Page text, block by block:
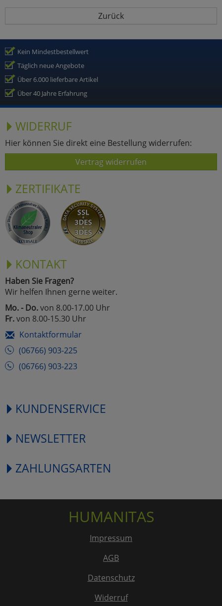
Zurück
Kein Mindestbestellwert
Täglich neue Angebote
Über 6.000 lieferbare Artikel
Über 40 Jahre Erfahrung
WIDERRUF
Hier können Sie direkt eine Bestellung widerrufen:
Vertrag widerrufen
ZERTIFIKATE
KONTAKT
Haben Sie Fragen?
Wir helfen Ihnen gerne weiter.
Mo. - Do.von 8.00-17.00 Uhr
Fr.von 8.00-15.30 Uhr
Kontaktformular
(06766) 903-225
(06766) 903-223
KUNDENSERVICE
NEWSLETTER
ZAHLUNGSARTEN
HUMANITAS
Impressum
AGB
Datenschutz
Widerruf